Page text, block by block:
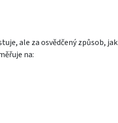
ale za osvědčený způsob,
na: